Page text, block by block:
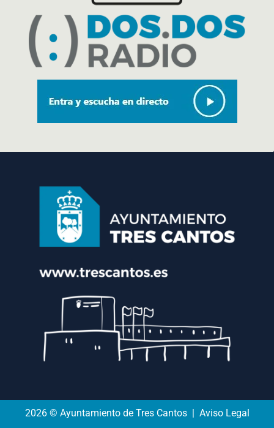
2026 © Ayuntamiento de Tres Cantos | Aviso Legal